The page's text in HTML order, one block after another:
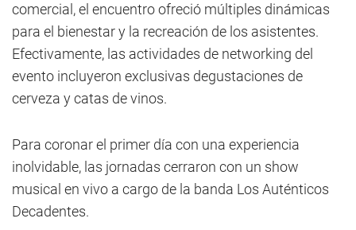
comercial, el encuentro ofreció múltiples dinámicas
para el bienestar y la recreación de los asistentes.
Efectivamente, las actividades de networking del
evento incluyeron exclusivas degustaciones de
cerveza y catas de vinos.
Para coronar el primer día con una experiencia
inolvidable, las jornadas cerraron con un show
musical en vivo a cargo de la banda Los Auténticos
Decadentes.